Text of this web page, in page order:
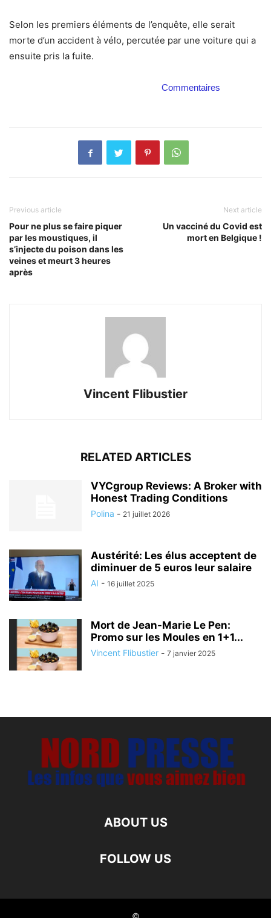
Selon les premiers éléments de l’enquête, elle serait
morte d’un accident à vélo, percutée par une voiture qui a
ensuite pris la fuite.
Commentaires
Previous article
Pour ne plus se faire piquer
par les moustiques, il
s’injecte du poison dans les
veines et meurt 3 heures
après
Next article
Un vacciné du Covid est
mort en Belgique !
Vincent Flibustier
RELATED ARTICLES
VYCgroup Reviews: A Broker with
Honest Trading Conditions
Polina - 21 juillet 2026
Austérité: Les élus acceptent de
diminuer de 5 euros leur salaire
AI - 16 juillet 2025
Mort de Jean-Marie Le Pen:
Promo sur les Moules en 1+1...
Vincent Flibustier - 7 janvier 2025
ABOUT US
FOLLOW US